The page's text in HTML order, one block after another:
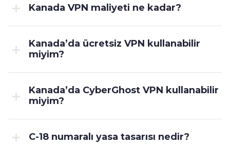
Kanada VPN maliyeti ne kadar?
Kanada’da ücretsiz VPN kullanabilir
miyim?
Kanada’da CyberGhost VPN kullanabilir
miyim?
C-18 numaralı yasa tasarısı nedir?